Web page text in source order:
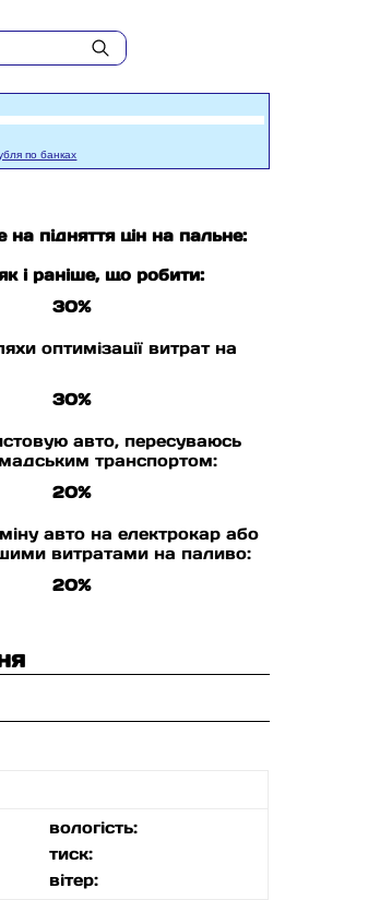
по банках
на підняття цін на пальне:
і раніше, що робити:
30%
оптимізації витрат на
30%
авто, пересуваюсь
транспортом:
20%
авто на електрокар або
витратами на паливо:
20%
вологість:
тиск:
вітер: